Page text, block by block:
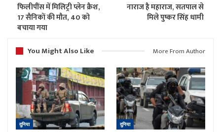
फिलीपींस में मिलिट्री प्लेन क्रैश,
17 सैनिकों की मौत, 40 को
बचाया गया
नाराज है महाराज, सतपाल से
मिले पुष्कर सिंह धामी
You Might Also Like More From Author
दुनिया दुनिया